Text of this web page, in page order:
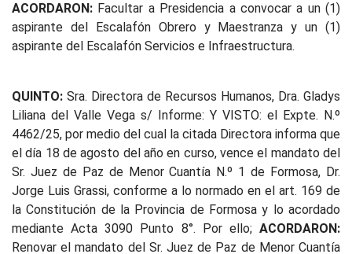
ACORDARON: Facultar a Presidencia a convocar a un (1)
aspirante del Escalafón Obrero y Maestranza y un (1)
aspirante del Escalafón Servicios e Infraestructura.
QUINTO: Sra. Directora de Recursos Humanos, Dra. Gladys
Liliana del Valle Vega s/ Informe: Y VISTO: el Expte. N.º
4462/25, por medio del cual la citada Directora informa que
el día 18 de agosto del año en curso, vence el mandato del
Sr. Juez de Paz de Menor Cuantía N.º 1 de Formosa, Dr.
Jorge Luis Grassi, conforme a lo normado en el art. 169 de
la Constitución de la Provincia de Formosa y lo acordado
mediante Acta 3090 Punto 8°. Por ello; ACORDARON:
Renovar el mandato del Sr. Juez de Paz de Menor Cuantía